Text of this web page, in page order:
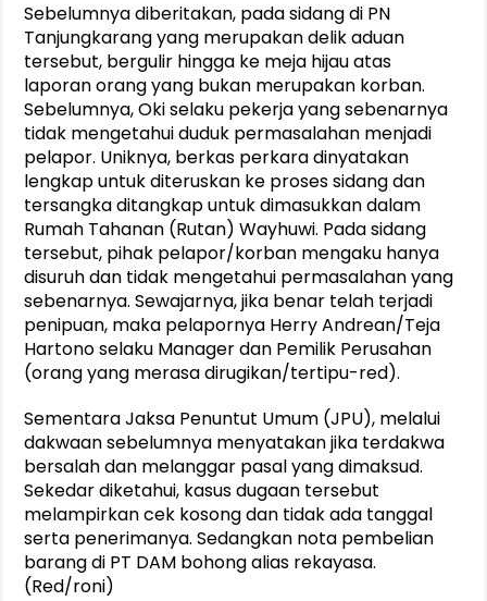
Sebelumnya diberitakan, pada sidang di PN
Tanjungkarang yang merupakan delik aduan
tersebut, bergulir hingga ke meja hijau atas
laporan orang yang bukan merupakan korban.
Sebelumnya, Oki selaku pekerja yang sebenarnya
tidak mengetahui duduk permasalahan menjadi
pelapor. Uniknya, berkas perkara dinyatakan
lengkap untuk diteruskan ke proses sidang dan
tersangka ditangkap untuk dimasukkan dalam
Rumah Tahanan (Rutan) Wayhuwi. Pada sidang
tersebut, pihak pelapor/korban mengaku hanya
disuruh dan tidak mengetahui permasalahan yang
sebenarnya. Sewajarnya, jika benar telah terjadi
penipuan, maka pelapornya Herry Andrean/Teja
Hartono selaku Manager dan Pemilik Perusahan
(orang yang merasa dirugikan/tertipu-red).
Sementara Jaksa Penuntut Umum (JPU), melalui
dakwaan sebelumnya menyatakan jika terdakwa
bersalah dan melanggar pasal yang dimaksud.
Sekedar diketahui, kasus dugaan tersebut
melampirkan cek kosong dan tidak ada tanggal
serta penerimanya. Sedangkan nota pembelian
barang di PT DAM bohong alias rekayasa.
(Red/roni)